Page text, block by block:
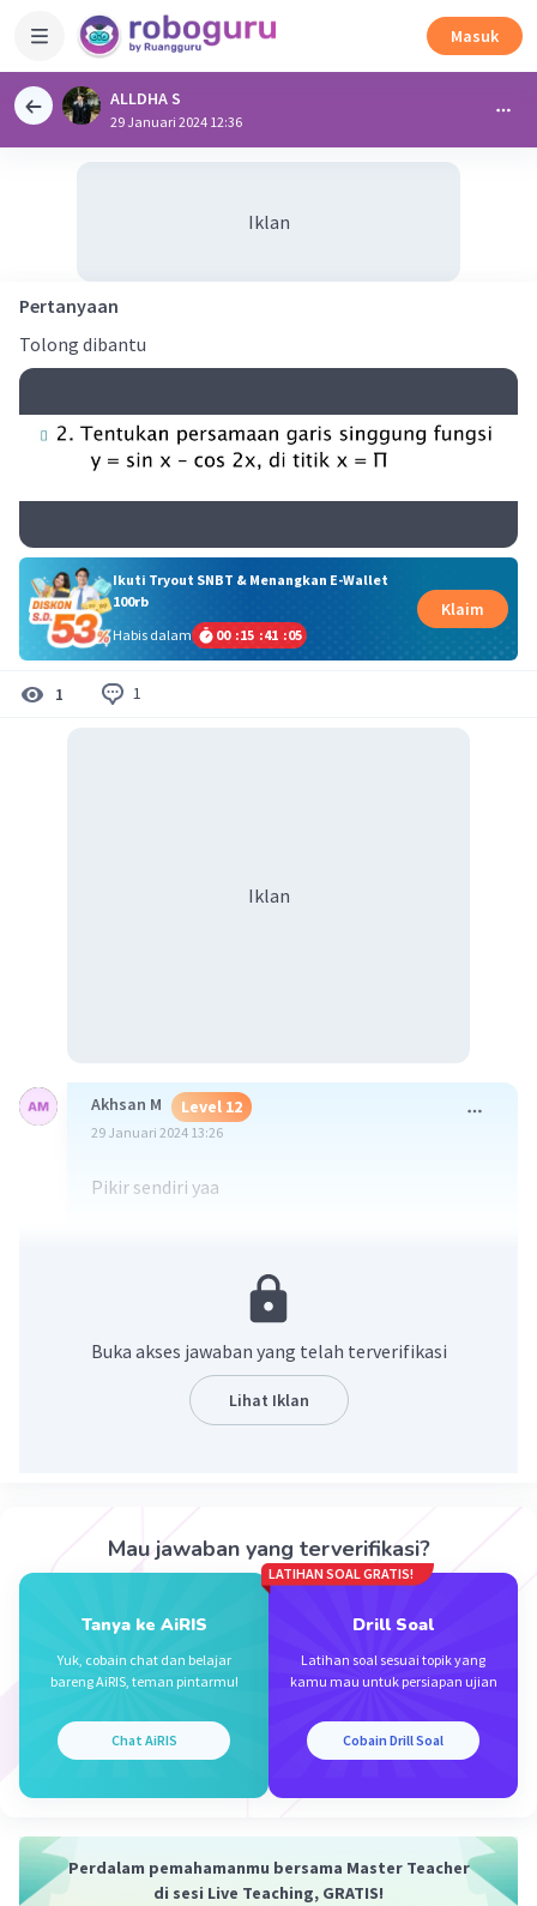
Masuk
ALLDHA S
29 Januari 2024 12:36
Iklan
Pertanyaan
Tolong dibantu
Ikuti Tryout SNBT & Menangkan E-Wallet
100rb
Habis dalam
00 :15 :41 :05
Klaim
1 1
Iklan
Akhsan M Level 12
29 Januari 2024 13:26
Pikir sendiri yaa
Buka akses jawaban yang telah terverifikasi
Lihat Iklan
Mau jawaban yang terverifikasi?
Tanya ke AiRIS
Yuk, cobain chat dan belajar
bareng AiRIS, teman pintarmu!
Chat AiRIS
LATIHAN SOAL GRATIS!
Drill Soal
Latihan soal sesuai topik yang
kamu mau untuk persiapan ujian
Cobain Drill Soal
Perdalam pemahamanmu bersama Master Teacher
di sesi Live Teaching, GRATIS!